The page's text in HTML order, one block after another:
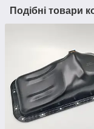
Подібні товари